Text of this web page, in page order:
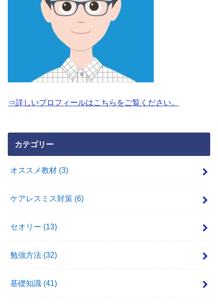
⇒詳しいプロフィールはこちらをご覧ください。
カテゴリー
オススメ教材 (3)
ケアレスミス対策 (6)
セオリー (13)
勉強方法 (32)
基礎知識 (41)